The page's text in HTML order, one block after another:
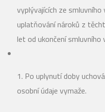
vyplývajících ze
uplatňování nároků z
let od ukončení smluvního
Po uplynutí doby
osobní údaje vymaže.